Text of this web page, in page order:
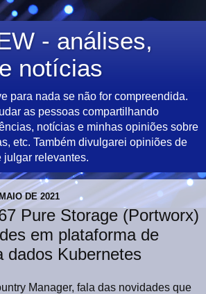
- análises,
notícias
para nada se não for compreendida.
as pessoas compartilhando
notícias e minhas opiniões sobre
etc. Também divulgarei opiniões de
julgar relevantes.
DE 2021
Pure Storage (Portworx)
em plataforma de
dados Kubernetes
Manager, fala das novidades que